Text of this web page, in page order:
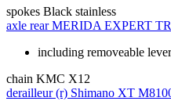
spokes Black stainless
axle rear MERIDA EXPERT TR
including removeable
chain KMC X12
derailleur (r) Shimano XT